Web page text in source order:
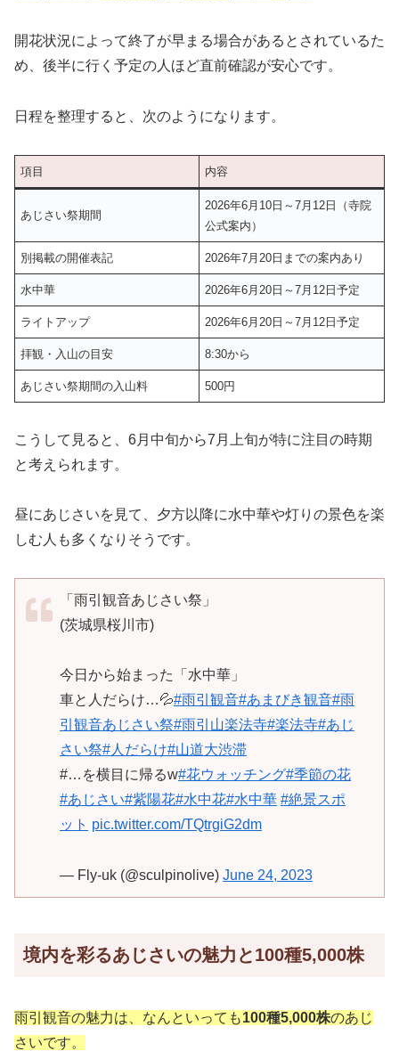
開花状況によって終了が早まる場合があるとされているた
め、後半に行く予定の人ほど直前確認が安心です。
日程を整理すると、次のようになります。
項目 内容
あじさい祭期間
2026年6月10日～7月12日（寺院
公式案内）
別掲載の開催表記 2026年7月20日までの案内あり
水中華 2026年6月20日～7月12日予定
ライトアップ 2026年6月20日～7月12日予定
拝観・入山の目安 8:30から
あじさい祭期間の入山料 500円
こうして見ると、6月中旬から7月上旬が特に注目の時期
と考えられます。
昼にあじさいを見て、夕方以降に水中華や灯りの景色を楽
しむ人も多くなりそうです。
「雨引観音あじさい祭」
(茨城県桜川市)
今日から始まった「水中華」
車と人だらけ…💦#雨引観音#あまびき観音#雨
引観音あじさい祭#雨引山楽法寺#楽法寺#あじ
さい祭#人だらけ#山道大渋滞
#…を横目に帰るw#花ウォッチング#季節の花
#あじさい#紫陽花#水中花#水中華 #絶景スポ
ット pic.twitter.com/TQtrgiG2dm
— Fly-uk (@sculpinolive) June 24, 2023
境内を彩るあじさいの魅力と100種5,000株
雨引観音の魅力は、なんといっても100種5,000株のあじ
さいです。